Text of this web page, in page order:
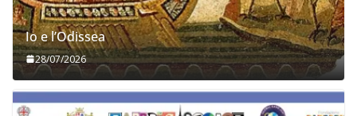
Io e l’Odissea
28/07/2026